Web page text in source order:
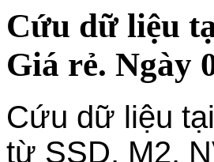
Cứu dữ liệu
Giá rẻ. Ngày
Cứu dữ liệu
từ SSD, M2,